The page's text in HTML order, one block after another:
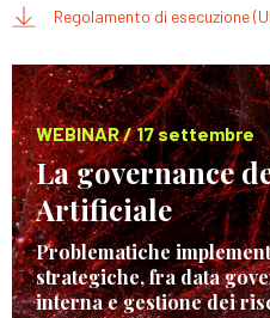
Regolamento di esecuzione
WEBINAR / 17 settembre
La governance
Artificiale
Problematiche
strategiche, fra data
interna e gestione dei